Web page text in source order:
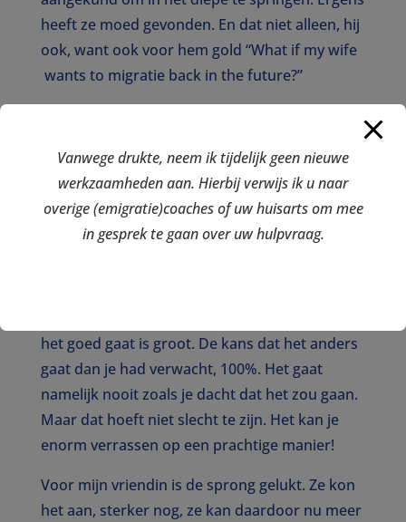
heeft ze moed gevonden. En dat niet alleen, hij
ook, want ook voor hem gold “What if my wife
wants to migratie back in the future?”
komt, hoe diep je moet gaan, hoe en of je het
gaat aankunnen. Het blijft een feit dat
emigreren een sprong in het diepe is. Je kunt
alles bespreken of juist niet. Je kunt je
het goed gaat is groot. De kans dat het anders
gaat dan je had verwacht, 100%. Het gaat
namelijk nooit zoals je dacht dat het zou gaan.
Maar dat hoeft niet slecht te zijn. Het kan je
enorm verrassen op een prachtige manier!
Voor mijn vriendin is de sprong gelukt. Ze kon
het aan, sterker nog, ze kan daardoor nu meer
Vanwege drukte, neem ik tijdelijk geen nieuwe
werkzaamheden aan. Hierbij verwijs ik u naar
overige (emigratie)coaches of uw huisarts om mee
in gesprek te gaan over uw hulpvraag.